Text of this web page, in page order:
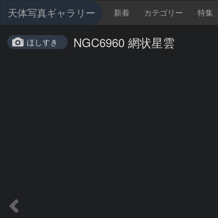
天体写真ギャラリー 新着 カテゴリー 特集
ほしすき NGC6960 網状星雲